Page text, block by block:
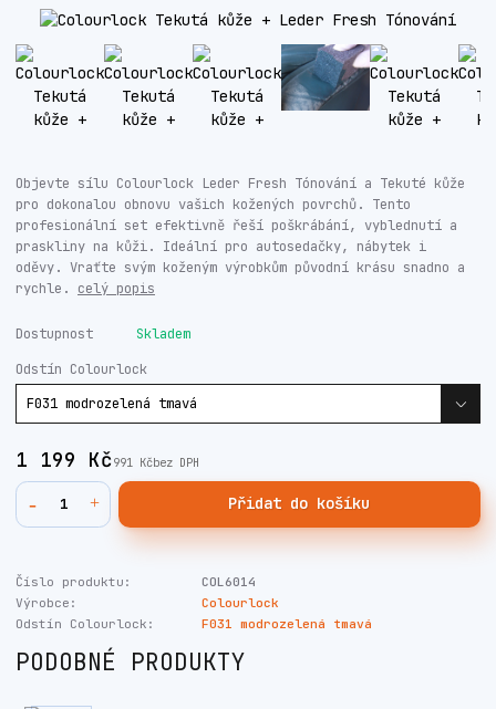
Objevte sílu Colourlock Leder Fresh Tónování a Tekuté kůže
pro dokonalou obnovu vašich kožených povrchů. Tento
profesionální set efektivně řeší poškrábání, vyblednutí a
praskliny na kůži. Ideální pro autosedačky, nábytek i
oděvy. Vraťte svým koženým výrobkům původní krásu snadno a
rychle. celý popis
Dostupnost Skladem
Odstín Colourlock
1 199 Kč991 Kčbez DPH
Přidat do košíku
Číslo produktu:
COL6014
Výrobce:
Colourlock
Odstín Colourlock:
F031 modrozelená tmavá
PODOBNÉ PRODUKTY